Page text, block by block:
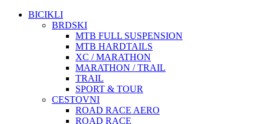
BICIKLI
BRDSKI
MTB FULL SUSPENSION
MTB HARDTAILS
XC / MARATHON
MARATHON / TRAIL
TRAIL
SPORT & TOUR
CESTOVNI
ROAD RACE AERO
ROAD RACE